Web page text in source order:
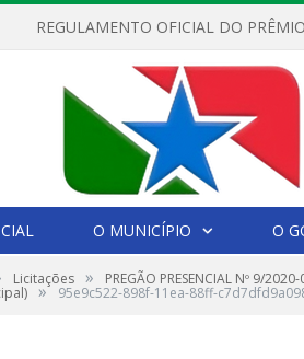
O MUNICÍPIO O
Licitações » PREGÃO PRESENCIAL Nº 9/
» 95e9c522-898f-11ea-88ff-